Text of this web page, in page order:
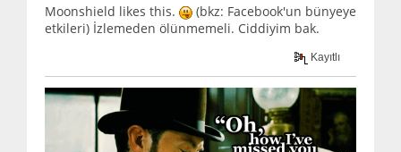
Moonshield likes this.
(bkz: Facebook'un bünyeye
etkileri) İzlemeden ölünmemeli. Ciddiyim bak.
Kayıtlı